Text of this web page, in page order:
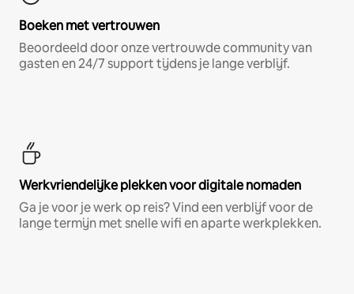
Boeken met vertrouwen
Beoordeeld door onze vertrouwde community van
gasten en 24/7 support tijdens je lange verblijf.
Werkvriendelijke plekken voor digitale nomaden
Ga je voor je werk op reis? Vind een verblijf voor de
lange termijn met snelle wifi en aparte werkplekken.